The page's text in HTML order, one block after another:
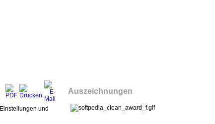
Einstellungen und
Auszeichnungen